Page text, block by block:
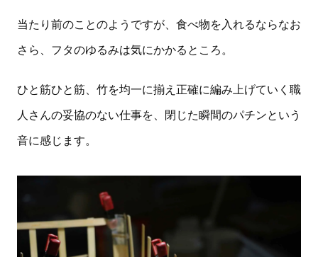
当たり前のことのようですが、食べ物を入れるならなお
さら、フタのゆるみは気にかかるところ。
ひと筋ひと筋、竹を均一に揃え正確に編み上げていく職
人さんの妥協のない仕事を、閉じた瞬間のパチンという
音に感じます。